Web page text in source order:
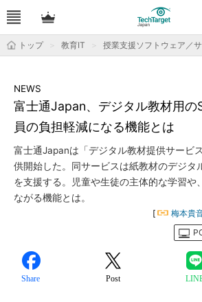
トップ 教育IT 授業支援ソフトウェア／
富士通Japan、デジタル教材用
員の負担軽減になる機能とは
NEWS
富士通Japanは「デジタル教材提供サービ
供開始した。同サービスは紙教材のデジタ
を支援する。児童や生徒の主体的な学習や
ながる機能とは。
[ 梅本貴
Share Post